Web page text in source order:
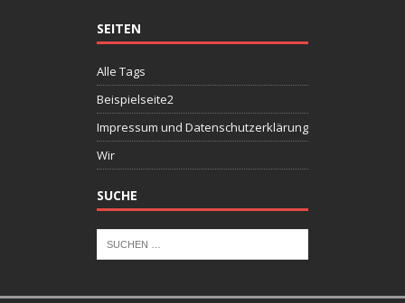
SEITEN
Alle Tags
Beispielseite2
Impressum und Datenschutzerklärung
Wir
SUCHE